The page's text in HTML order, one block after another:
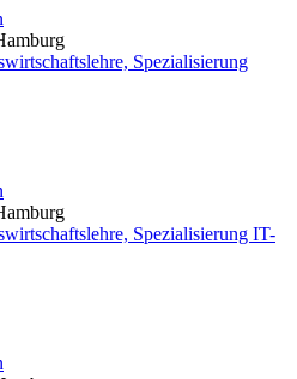
Spezialisierung
Spezialisierung IT-